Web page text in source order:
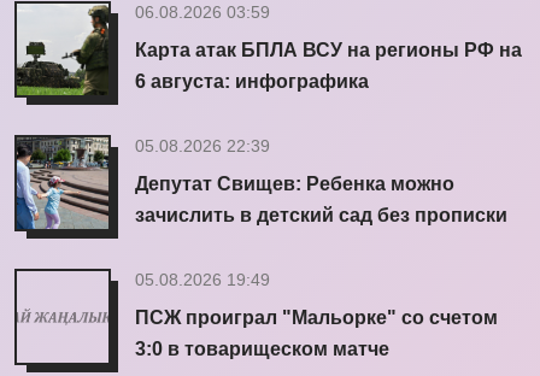
06.08.2026 03:59
Карта атак БПЛА ВСУ на регионы РФ на
6 августа: инфографика
05.08.2026 22:39
Депутат Свищев: Ребенка можно
зачислить в детский сад без прописки
05.08.2026 19:49
ПСЖ проиграл "Мальорке" со счетом
3:0 в товарищеском матче